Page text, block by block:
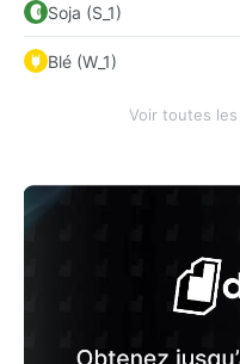
Soja (S_1)
Blé (W_1)
Voir toutes